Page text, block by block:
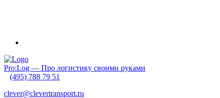
Pro:Log — Про логистику своими руками
(495) 788 79 51
clever@clevertransport.ru